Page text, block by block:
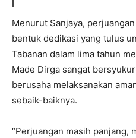
Menurut Sanjaya,
bentuk dedikasi yang tulus
Tabanan dalam lima tahun
Made Dirga sangat
berusaha melaksanakan
sebaik-baiknya.
“Perjuangan masih panjang,